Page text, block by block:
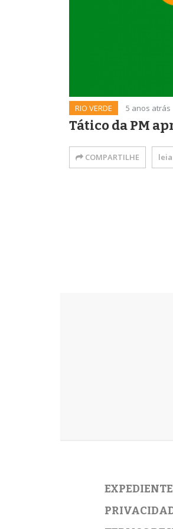
RIO VERDE 5 anos atrás
Tático da PM
COMPARTILHE
EXPEDIENTE